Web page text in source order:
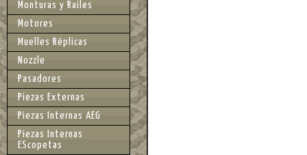
Monturas y Railes
Motores
Muelles Réplicas
Nozzle
Pasadores
Piezas Externas
Piezas Internas AEG
Piezas Internas
EScopetas